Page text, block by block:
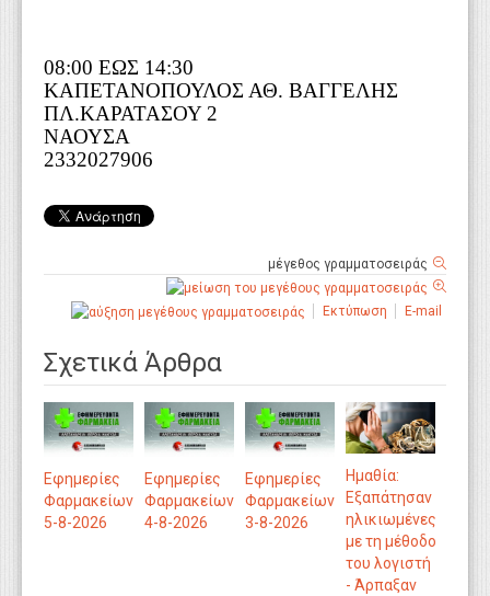
08:00 ΕΩΣ 14:30
ΚΑΠΕΤΑΝΟΠΟΥΛΟΣ ΑΘ. ΒΑΓΓΕΛΗΣ
ΠΛ.ΚΑΡΑΤΑΣΟΥ 2
ΝΑΟΥΣΑ
2332027906
μέγεθος γραμματοσειράς
Εκτύπωση E-mail
Σχετικά Άρθρα
Εφημερίες
Φαρμακείων
5-8-2026
Εφημερίες
Φαρμακείων
4-8-2026
Εφημερίες
Φαρμακείων
3-8-2026
Ημαθία:
Εξαπάτησαν
ηλικιωμένες
με τη μέθοδο
του λογιστή
- Άρπαξαν